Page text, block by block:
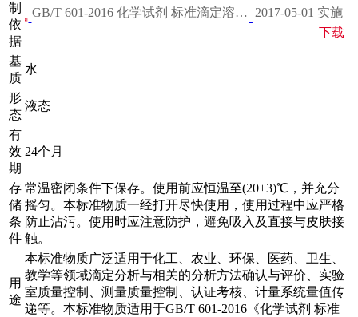
制
依
据
GB/T 601-2016 化学试剂 标准滴定溶液的制备
2017-05-01 实施
下载
基
质
水
形
态
液态
有
效
期
24个月
存
储
条
件
常温密闭条件下保存。使用前应恒温至(20±3)℃，并充分
摇匀。本标准物质一经打开尽快使用，使用过程中应严格
防止沾污。使用时应注意防护，避免吸入及直接与皮肤接
触。
用
途
本标准物质广泛适用于化工、农业、环保、医药、卫生、
教学等领域滴定分析与相关的分析方法确认与评价、实验
室质量控制、测量质量控制、认证考核、计量系统量值传
递等。本标准物质适用于GB/T 601-2016《化学试剂 标准